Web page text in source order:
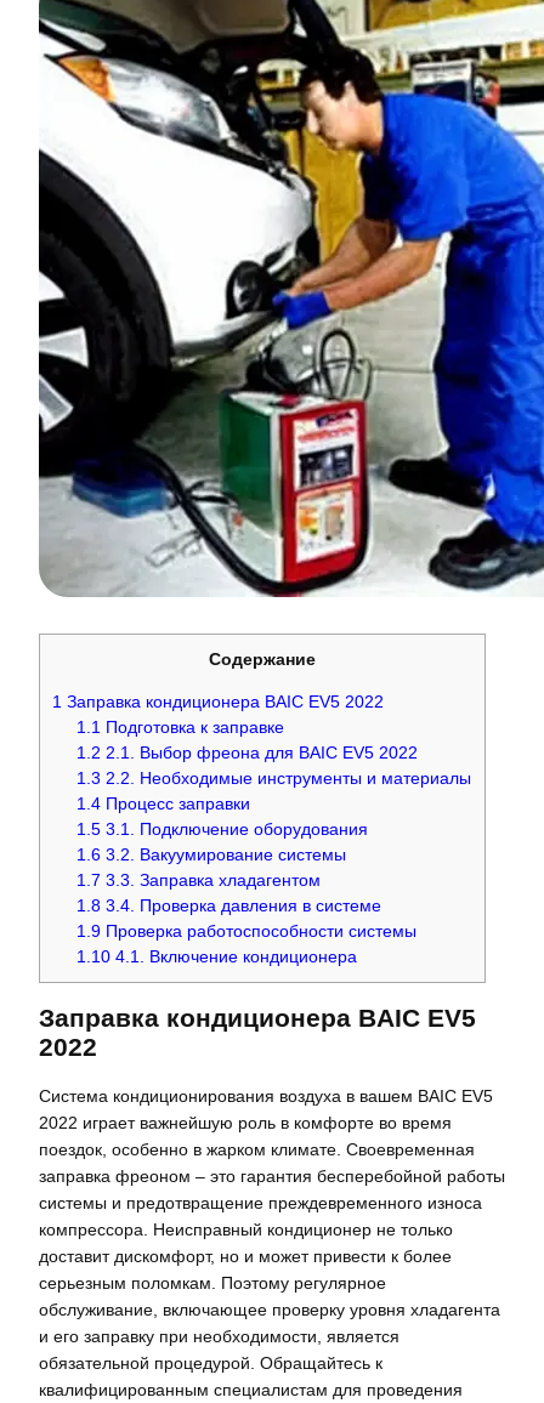
Содержание
1 Заправка кондиционера BAIC EV5 2022
1.1 Подготовка к заправке
1.2 2.1. Выбор фреона для BAIC EV5 2022
1.3 2.2. Необходимые инструменты и материалы
1.4 Процесс заправки
1.5 3.1. Подключение оборудования
1.6 3.2. Вакуумирование системы
1.7 3.3. Заправка хладагентом
1.8 3.4. Проверка давления в системе
1.9 Проверка работоспособности системы
1.10 4.1. Включение кондиционера
Заправка кондиционера BAIC EV5
2022
Система кондиционирования воздуха в вашем BAIC EV5
2022 играет важнейшую роль в комфорте во время
поездок, особенно в жарком климате. Своевременная
заправка фреоном – это гарантия бесперебойной работы
системы и предотвращение преждевременного износа
компрессора. Неисправный кондиционер не только
доставит дискомфорт, но и может привести к более
серьезным поломкам. Поэтому регулярное
обслуживание, включающее проверку уровня хладагента
и его заправку при необходимости, является
обязательной процедурой. Обращайтесь к
квалифицированным специалистам для проведения